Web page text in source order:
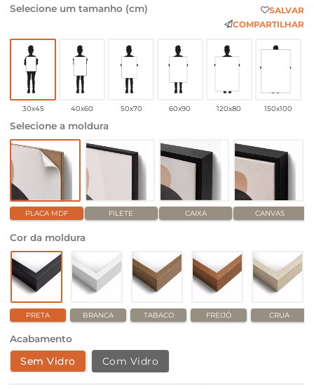
Selecione um tamanho (cm)
SALVAR
COMPARTILHAR
30x45 40x60 50x70 60x90 120x80 150x100
Selecione a moldura
PLACA MDF FILETE CAIXA CANVAS
Cor da moldura
PRETA BRANCA TABACO FREIJÓ CRUA
Acabamento
Sem Vidro Com Vidro